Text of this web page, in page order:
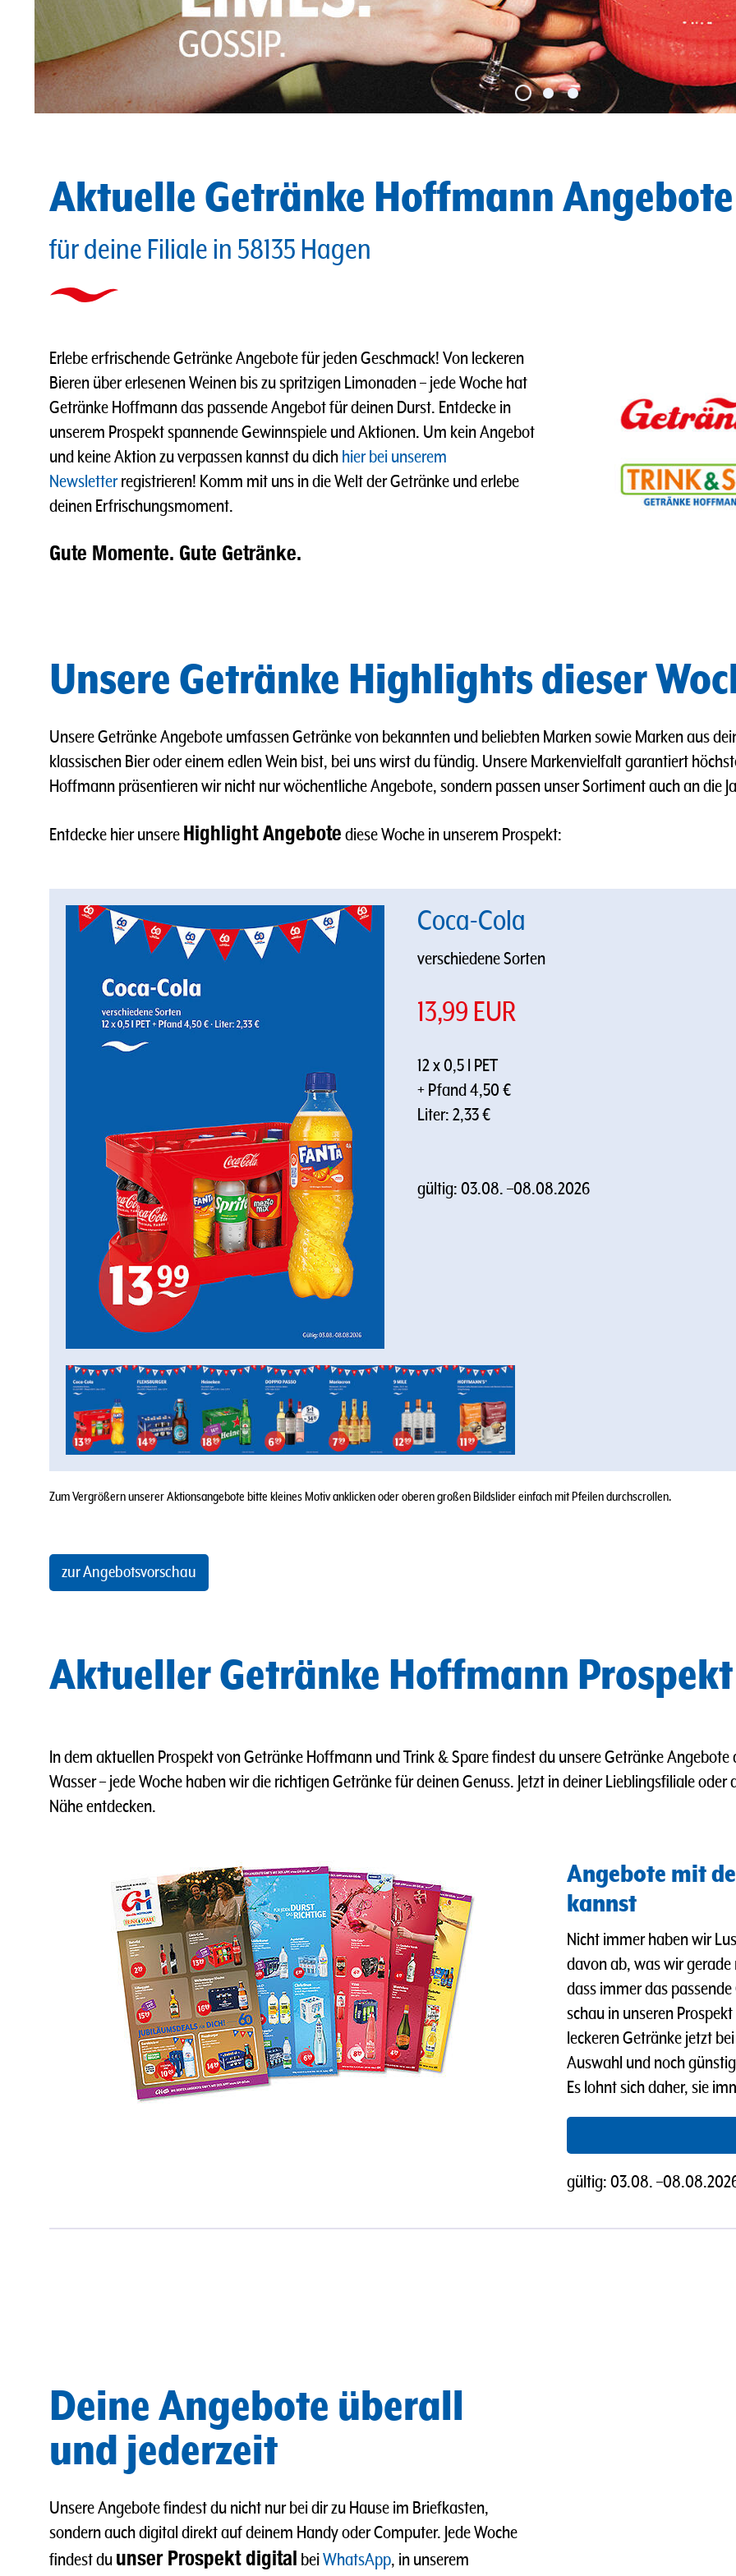
Aktuelle Getränke Hoffmann Angebote
für deine Filiale in 58135 Hagen
Erlebe erfrischende Getränke Angebote für jeden Geschmack! Von leckeren
Bieren über erlesenen Weinen bis zu spritzigen Limonaden– jede Woche hat
Getränke Hoffmann das passende Angebot für deinen Durst. Entdecke in
unserem Prospekt spannende Gewinnspiele und Aktionen. Um kein Angebot
und keine Aktion zu verpassen kannst du dich hier bei unserem
Newsletterregistrieren! Komm mit uns in die Welt der Getränke und erlebe
deinen Erfrischungsmoment.
Gute Momente. Gute Getränke.
Unsere Getränke Highlights dieser
Unsere Getränke Angebote umfassen Getränke von bekannten und beliebten Marken sowie Marken aus
klassischen Bier oder einem edlen Wein bist, bei uns wirst du fündig. Unsere Markenvielfalt garantiert
Hoffmann präsentieren wir nicht nur wöchentliche Angebote, sondern passen unser Sortiment auch an die
Entdecke hier unsere Highlight Angebote diese Woche in unserem Prospekt:
Coca-Cola
verschiedene Sorten
13,99 EUR
12 x 0,5 l PET
+ Pfand 4,50 €
Liter: 2,33 €
gültig:03.08. –08.08.2026
Zum Vergrößern unserer Aktionsangebote bitte kleines Motiv anklicken oder oberen großen Bildslider einfach mit Pfeilen durchscrollen.
zur Angebotsvorschau
Aktueller Getränke Hoffmann Prospekt
In dem aktuellen Prospekt von Getränke Hoffmann und Trink & Spare findest du unsere Getränke Angebote
Wasser– jede Woche haben wir die richtigen Getränke für deinen Genuss. Jetzt in deiner Lieblingsfiliale
Nähe entdecken.
Angebote mit
kannst
Nicht immer haben wir
davon ab, was wir
dass immer das
schau in unseren
leckeren Getränke jetzt
Auswahl und noch
Es lohnt sich daher, sie
gültig: 03.08. –
Deine Angebote überall
und jederzeit
Unsere Angebote findest du nicht nur bei dir zu Hause im Briefkasten,
sondern auch digital direkt auf deinem Handy oder Computer. Jede Woche
findest du unser Prospekt digital bei WhatsApp, in unserem